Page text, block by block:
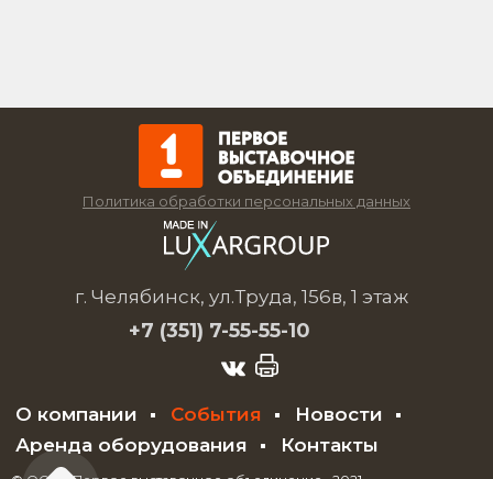
Политика обработки персональных данных
г. Челябинск, ул.Труда, 156в, 1 этаж
+7 (351) 7-55-55-10
О компании События
Новости
Аренда оборудования
Контакты